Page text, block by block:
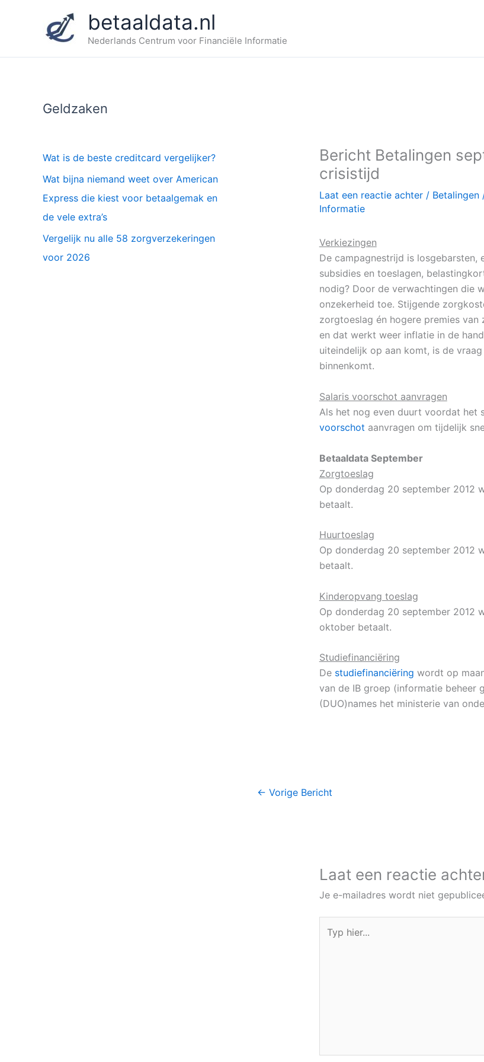
betaaldata.nl
Nederlands Centrum voor Financiële Informatie
Geldzaken
Wat is de beste creditcard vergelijker?
Wat bijna niemand weet over American
Express die kiest voor betaalgemak en
de vele extra’s
Vergelijk nu alle 58 zorgverzekeringen
voor 2026
Bericht Betalingen
crisistijd
Laat een reactie achter / Betalingen
Informatie
Verkiezingen
De campagnestrijd is
subsidies en toeslagen,
nodig? Door de verwachtingen die
onzekerheid toe. Stijgende
zorgtoeslag én hogere premies
en dat werkt weer inflatie in de
uiteindelijk op aan komt, is de
binnenkomt.
Salaris voorschot aanvragen
Als het nog even duurt voordat het
voorschot aanvragen om tijdelijk
Betaaldata September
Zorgtoeslag
Op donderdag 20 september 2012
betaalt.
Huurtoeslag
Op donderdag 20 september 2012
betaalt.
Kinderopvang toeslag
Op donderdag 20 september 2012
oktober betaalt.
Studiefinanciëring
De studiefinanciëring wordt op
van de IB groep (informatie beheer
(DUO)names het ministerie van
← Vorige Bericht
Laat een reactie
Je e-mailadres wordt niet
hier...